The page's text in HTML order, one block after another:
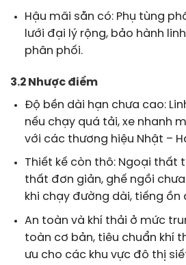
Hậu mãi sẵn có: Phụ tùng
lưới đại lý rộng, bảo hành
phân phối.
3.2 Nhược điểm
Độ bền dài hạn chưa cao:
nếu chạy quá tải, xe nhanh
với các thương hiệu Nhật –
Thiết kế còn thô: Ngoại thất
thất đơn giản, ghế ngồi
khi chạy đường dài, tiếng ồn
An toàn và khí thải ở mức
toàn cơ bản, tiêu chuẩn khí
ưu cho các khu vực đô thị